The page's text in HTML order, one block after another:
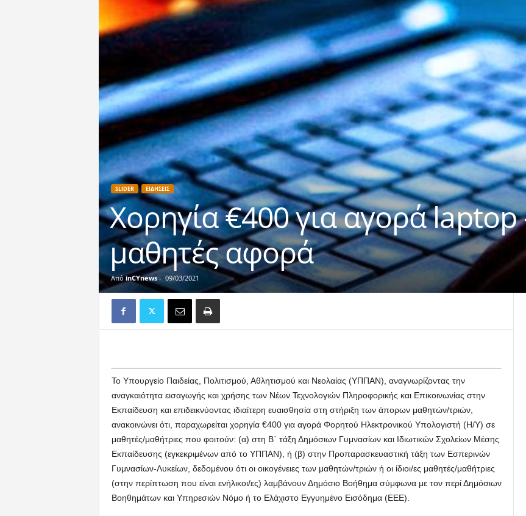
SLIDER ΕΙΔΗΣΕΙΣ
Χορηγία €400 για αγορά laptop
μαθητές αφορά
Από inCYnews- 09/03/2021
Το Υπουργείο Παιδείας, Πολιτισμού, Αθλητισμού και Νεολαίας (ΥΠΠΑΝ), αναγνωρίζοντας την
αναγκαιότητα εισαγωγής και χρήσης των Νέων Τεχνολογιών Πληροφορικής και Επικοινωνίας στην
Εκπαίδευση και επιδεικνύοντας ιδιαίτερη ευαισθησία στη στήριξη των άπορων μαθητών/τριών,
ανακοινώνει ότι, παραχωρείται χορηγία €400 για αγορά Φορητού Ηλεκτρονικού Υπολογιστή (Η/Υ) σε
μαθητές/μαθήτριες που φοιτούν: (α) στη Β΄ τάξη Δημόσιων Γυμνασίων και Ιδιωτικών Σχολείων Μέσης
Εκπαίδευσης (εγκεκριμένων από το ΥΠΠΑΝ), ή (β) στην Προπαρασκευαστική τάξη των Εσπερινών
Γυμνασίων-Λυκείων, δεδομένου ότι οι οικογένειες των μαθητών/τριών ή οι ίδιοι/ες μαθητές/μαθήτριες
(στην περίπτωση που είναι ενήλικοι/ες) λαμβάνουν Δημόσιο Βοήθημα σύμφωνα με τον περί Δημόσιων
Βοηθημάτων και Υπηρεσιών Νόμο ή το Ελάχιστο Εγγυημένο Εισόδημα (ΕΕΕ).